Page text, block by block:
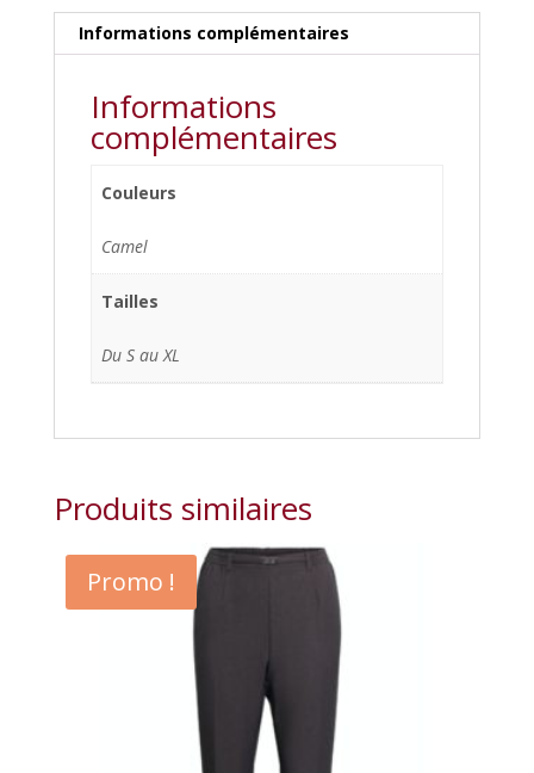
Informations complémentaires
Informations
complémentaires
Couleurs
Camel
Tailles
Du S au XL
Produits similaires
Promo !